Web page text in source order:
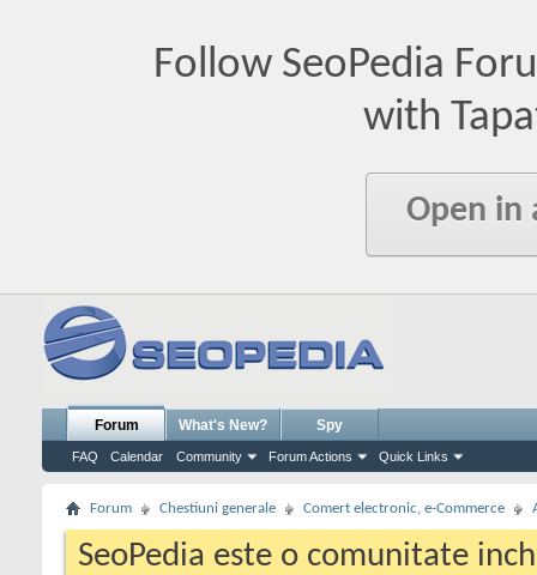
Follow SeoPedia
with
Open in
Forum
FAQ Calendar Community Forum Actions Quick Links
What's New? Spy
Forum Chestiuni generale Comert electronic, e-Commerce
SeoPedia este o comunitate